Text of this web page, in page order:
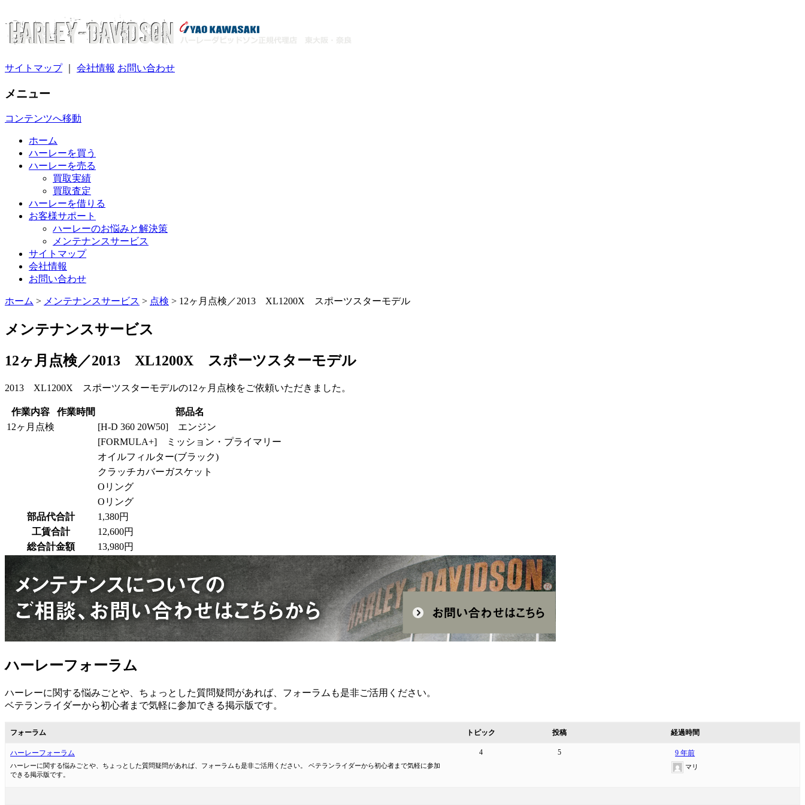
サイトマップ｜ 会社情報 お問い合わせ
メニュー
コンテンツへ移動
ホーム
ハーレーを買う
ハーレーを売る
買取実績
買取査定
ハーレーを借りる
お客様サポート
ハーレーのお悩みと解決策
メンテナンスサービス
サイトマップ
会社情報
お問い合わせ
ホーム > メンテナンスサービス > 点検 > 12ヶ月点検／2013 XL1200X スポーツスターモデル
メンテナンスサービス
12ヶ月点検／2013 XL1200X スポーツスターモデル
2013 XL1200X スポーツスターモデルの12ヶ月点検をご依頼いただきました。
作業内容 作業時間
部品名
12ヶ月点検
[H-D 360 20W50] エンジン
[FORMULA+] ミッション・プライマリー
オイルフィルター(ブラック)
クラッチカバーガスケット
Oリング
Oリング
部品代合計
1,380円
工賃合計
12,600円
総合計金額
13,980円
ハーレーフォーラム
ハーレーに関する悩みごとや、ちょっとした質問疑問があれば、フォーラムも是非ご活用ください。
ベテランライダーから初心者まで気軽に参加できる掲示版です。
フォーラム トピック 投稿 経過時間
ハーレーフォーラム
ハーレーに関する悩みごとや、ちょっとした質問疑問があれば、フォーラムも是非ご活用ください。 ベテランライダーから初心者まで気軽に参加
できる掲示版です。
4 5 9 年前
マリ